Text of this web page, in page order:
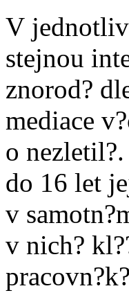
V
stejnou
znorod?
mediace
o
do 16 let
v
v nich?